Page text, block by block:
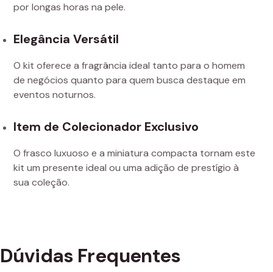
por longas horas na pele.
Elegância Versátil
O kit oferece a fragrância ideal tanto para o homem
de negócios quanto para quem busca destaque em
eventos noturnos.
Item de Colecionador Exclusivo
O frasco luxuoso e a miniatura compacta tornam este
kit um presente ideal ou uma adição de prestígio à
sua coleção.
Dúvidas Frequentes